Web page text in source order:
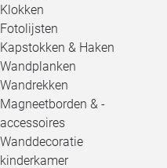
Klokken
Fotolijsten
Kapstokken & Haken
Wandplanken
Wandrekken
Magneetborden & -
accessoires
Wanddecoratie
kinderkamer